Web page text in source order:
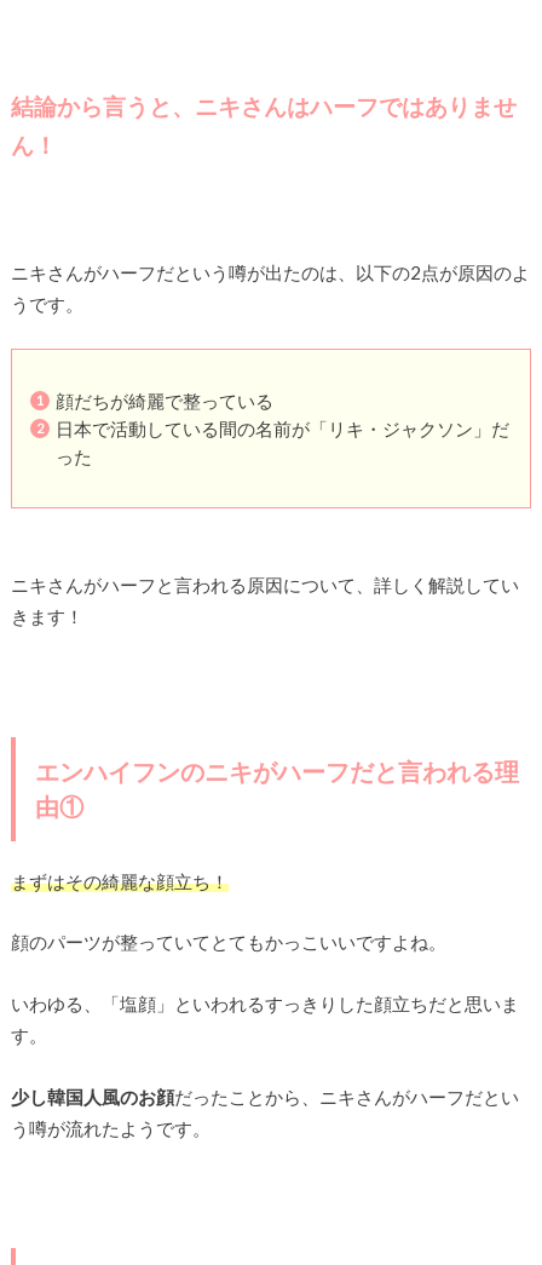
結論から言うと、ニキさんはハーフではありませ
ん！
ニキさんがハーフだという噂が出たのは、以下の2点が原因のよ
うです。
顔だちが綺麗で整っている
日本で活動している間の名前が「リキ・ジャクソン」だ
った
ニキさんがハーフと言われる原因について、詳しく解説してい
きます！
エンハイフンのニキがハーフだと言われる理
由①
まずはその綺麗な顔立ち！
顔のパーツが整っていてとてもかっこいいですよね。
いわゆる、「塩顔」といわれるすっきりした顔立ちだと思いま
す。
少し韓国人風のお顔だったことから、ニキさんがハーフだとい
う噂が流れたようです。